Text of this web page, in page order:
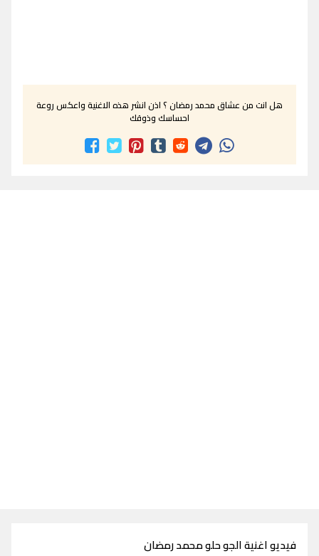
هل انت من عشاق محمد رمضان ؟ اذن انشر هذه الاغنية واعكس روعة
احساسك وذوقك
فيديو اغنية الجو حلو محمد رمضان